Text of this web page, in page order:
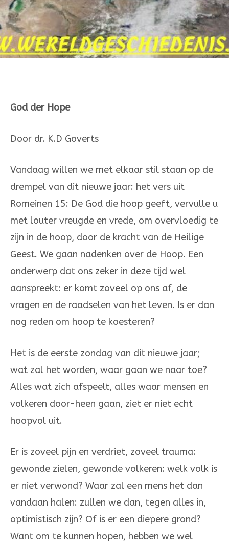
God der Hope
Door dr. K.D Goverts
Vandaag willen we met elkaar stil staan op de
drempel van dit nieuwe jaar: het vers uit
Romeinen 15: De God die hoop geeft, vervulle u
met louter vreugde en vrede, om overvloedig te
zijn in de hoop, door de kracht van de Heilige
Geest. We gaan nadenken over de Hoop. Een
onderwerp dat ons zeker in deze tijd wel
aanspreekt: er komt zoveel op ons af, de
vragen en de raadselen van het leven. Is er dan
nog reden om hoop te koesteren?
Het is de eerste zondag van dit nieuwe jaar;
wat zal het worden, waar gaan we naar toe?
Alles wat zich afspeelt, alles waar mensen en
volkeren door-heen gaan, ziet er niet echt
hoopvol uit.
Er is zoveel pijn en verdriet, zoveel trauma:
gewonde zielen, gewonde volkeren: welk volk is
er niet verwond? Waar zal een mens het dan
vandaan halen: zullen we dan, tegen alles in,
optimistisch zijn? Of is er een diepere grond?
Want om te kunnen hopen, hebben we wel